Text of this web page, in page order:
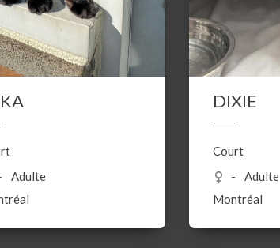
Adulte
DIXIE
Court
Adulte
Montréal